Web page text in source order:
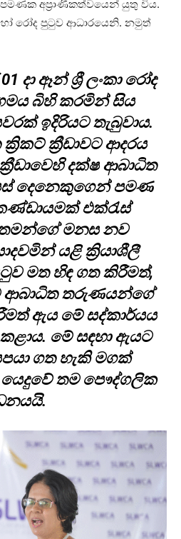
අප්‍රාණිකත්වයෙන් යුතු විය.
රෝද පුටුව ආධාරයෙනි. නමුත්
දා ඈන් ශ්‍රී ලංකා රෝද
බිහි කරමින් සිය
ඉදිරියට තැබුවාය.
ක්‍රීඩාවට ආදරය
දක්ෂ ආබාධිත
දෙනෙකුගෙන් පමණ
එක්රැස්
මනස නව
යළි ක්‍රියාශීලී
මත හිඳ ගත කිරීමත්,
ආබාධිත තරුණයන්ගේ
ඇය මේ සද්කාර්යය
මේ සඳහා ඇයට
ගත හැකි මගක්
තම පෞද්ගලික